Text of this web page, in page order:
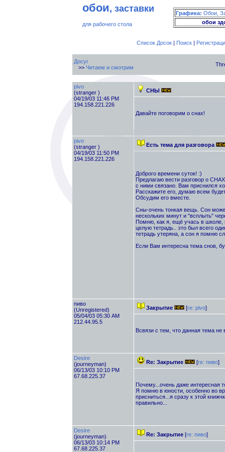
обои, заставки
для рабочего стола
Графика: Обои,
обои
Список Досок| Поиск|
Досуг
>> Читаем и смотрим
pivo
(stranger )
04/19/03 11:46 PM
194.158.221.226
СНЫ
Давайте поговорим о снах!
pivo
(stranger )
04/19/03 11:50 PM
194.158.221.226
Есть тема для разговора
Доброго времени суток! :)
Предлагаю вести разговор о
с ними связано. Вам приснился
Расскажите его, думаю всем
Обсудим его вместе.
Сны-очень тонкая вещь. Сон
нескольких минут и "всплыть"
Помню, как я, ещё учась в школе,
целую тетрадь.. это был всего
тетрадь утеряна, а сон я помню
Если Вам интересна тема снов,
пиво
(Unregistered)
05/04/03 05:30 AM
212.44.95.5
Закрытие [re: pivo]
Всвязи с тем, что данная тема не
Desire
(journeyman)
06/13/03 10:10 PM
67.68.225.37
Re: Закрытие [re: пиво]
Почему...очень даже интересная
Я помню в юности, особенно во
присниться...я сразу к этой
правильно...
Desire
(journeyman)
06/13/03 10:14 PM
67.68.225.37
Re: Закрытие [re: пиво]